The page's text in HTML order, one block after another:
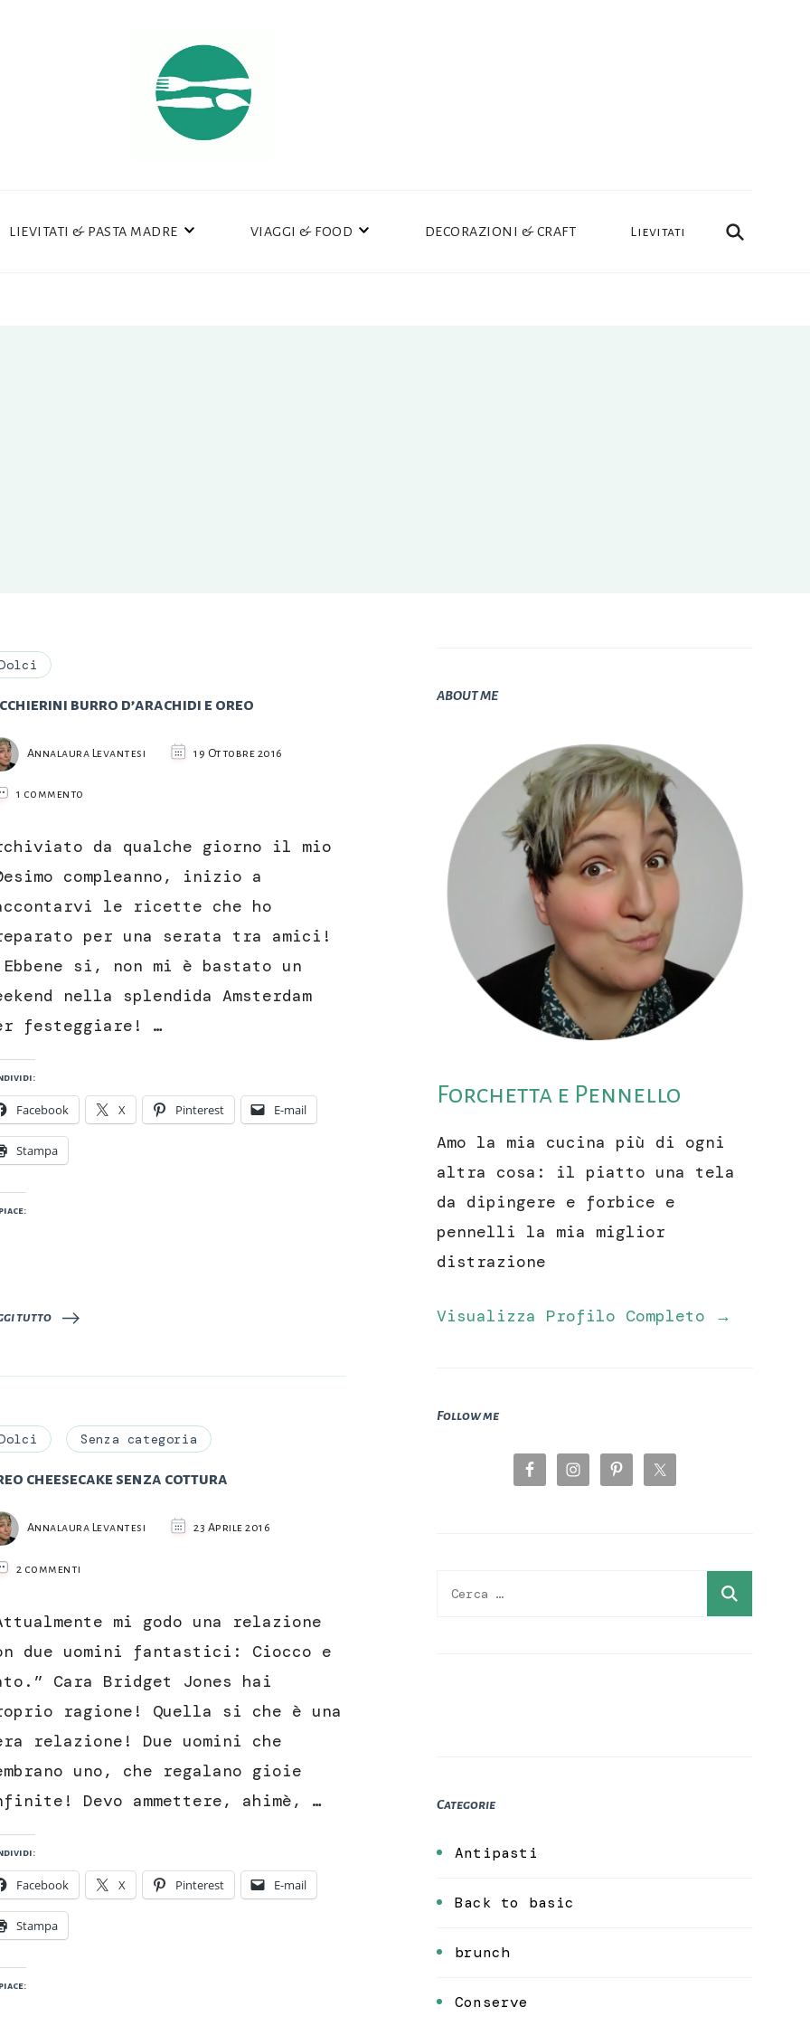
LIEVITATI & PASTA MADRE VIAGGI & FOOD DECORAZIONI & CRAFT Lievitati
burro d’arachidi e oreo
Annalaura Levantesi 19 Ottobre 2016
1 commento
d’arachidi
oreo
da qualche giorno il mio
compleanno, inizio a
le ricette che ho
per una serata tra amici!
si, non mi è bastato un
nella splendida Amsterdam
festeggiare! …
Facebook X Pinterest E-mail
Stampa
tutto
Senza categoria
cheesecake senza cottura
Annalaura Levantesi 23 Aprile 2016
2 commenti
senza
cottura
mi godo una relazione
due uomini fantastici: Ciocco e
Cara Bridget Jones hai
ragione! Quella si che è una
relazione! Due uomini che
uno, che regalano gioie
Devo ammettere, ahimè, …
Facebook X Pinterest E-mail
Stampa
ABOUT ME
Forchetta e Pennello
Amo la mia cucina più di ogni
altra cosa: il piatto una tela
da dipingere e forbice e
pennelli la mia miglior
distrazione
Visualizza Profilo Completo →
Follow me
Ricerca
Categorie
Antipasti
Back to basic
brunch
Conserve